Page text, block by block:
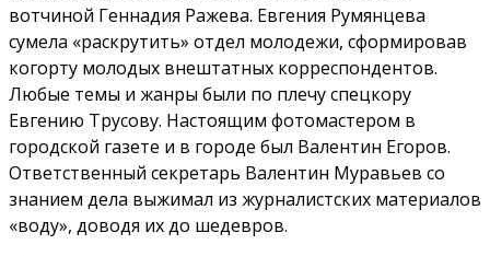
вотчиной Геннадия Ражева. Евгения Румянцева
сумела «раскрутить» отдел молодежи, сформировав
когорту молодых внештатных корреспондентов.
Любые темы и жанры были по плечу спецкору
Евгению Трусову. Настоящим фотомастером в
городской газете и в городе был Валентин Егоров.
Ответственный секретарь Валентин Муравьев со
знанием дела выжимал из журналистских материалов
«воду», доводя их до шедевров.